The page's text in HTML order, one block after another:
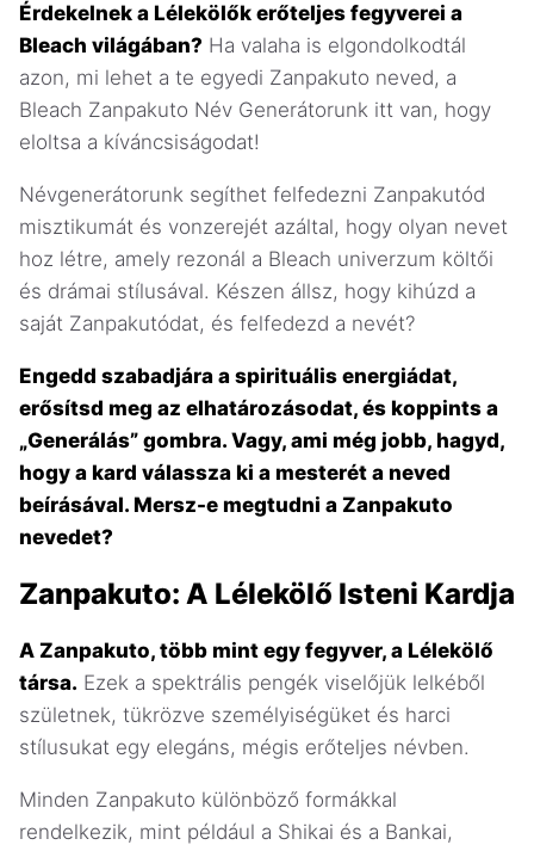
Érdekelnek a Lélekölők erőteljes fegyverei a
Bleach világában? Ha valaha is elgondolkodtál
azon, mi lehet a te egyedi Zanpakuto neved, a
Bleach Zanpakuto Név Generátorunk itt van, hogy
eloltsa a kíváncsiságodat!
Névgenerátorunk segíthet felfedezni Zanpakutód
misztikumát és vonzerejét azáltal, hogy olyan nevet
hoz létre, amely rezonál a Bleach univerzum költői
és drámai stílusával. Készen állsz, hogy kihúzd a
saját Zanpakutódat, és felfedezd a nevét?
Engedd szabadjára a spirituális energiádat,
erősítsd meg az elhatározásodat, és koppints a
„Generálás” gombra. Vagy, ami még jobb, hagyd,
hogy a kard válassza ki a mesterét a neved
beírásával. Mersz-e megtudni a Zanpakuto
nevedet?
Zanpakuto: A Lélekölő Isteni Kardja
A Zanpakuto, több mint egy fegyver, a Lélekölő
társa. Ezek a spektrális pengék viselőjük lelkéből
születnek, tükrözve személyiségüket és harci
stílusukat egy elegáns, mégis erőteljes névben.
Minden Zanpakuto különböző formákkal
rendelkezik, mint például a Shikai és a Bankai,